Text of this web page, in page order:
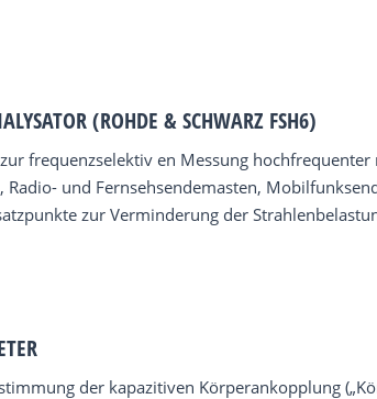
(ROHDE & SCHWARZ FSH6)
frequenzselektiv en Messung
und Fernsehsendemasten,
zur Verminderung der
der kapazitiven Körperankopplung